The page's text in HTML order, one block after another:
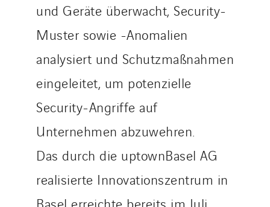
und Geräte überwacht, Security-
Muster sowie -Anomalien
analysiert und Schutzmaßnahmen
eingeleitet, um potenzielle
Security-Angriffe auf
Unternehmen abzuwehren.
Das durch die uptownBasel AG
realisierte Innovationszentrum in
Basel erreichte bereits im Juli